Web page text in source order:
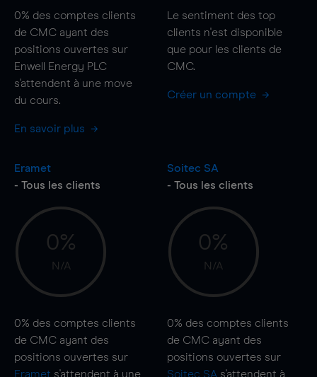
0% des comptes clients
de CMC ayant des
positions ouvertes sur
Enwell Energy PLC
s'attendent à une move
du cours.
En savoir plus
Le sentiment des top
clients n'est disponible
que pour les clients de
CMC.
Créer un compte
Eramet
- Tous les clients
0%
N/A
0% des comptes clients
de CMC ayant des
positions ouvertes sur
Eramet s'attendent à une
Soitec SA
- Tous les clients
0%
N/A
0% des comptes clients
de CMC ayant des
positions ouvertes sur
Soitec SA s'attendent à